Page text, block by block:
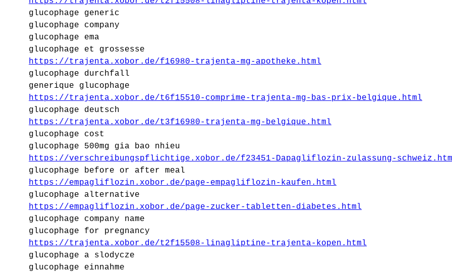
glucophage generic
glucophage company
glucophage ema
glucophage et grossesse
https://trajenta.xobor.de/f16980-trajenta-mg-apotheke.html
glucophage durchfall
generique glucophage
https://trajenta.xobor.de/t6f15510-comprime-trajenta-mg-bas-prix-belgique.html
glucophage deutsch
https://trajenta.xobor.de/t3f16980-trajenta-mg-belgique.html
glucophage cost
glucophage 500mg gia bao nhieu
https://verschreibungspflichtige.xobor.de/f23451-Dapagliflozin-zulassung-
glucophage before or after meal
https://empagliflozin.xobor.de/page-empagliflozin-kaufen.html
glucophage alternative
https://empagliflozin.xobor.de/page-zucker-tabletten-diabetes.html
glucophage company name
glucophage for pregnancy
https://trajenta.xobor.de/t2f15508-linagliptine-trajenta-kopen.html
glucophage a slodycze
glucophage einnahme